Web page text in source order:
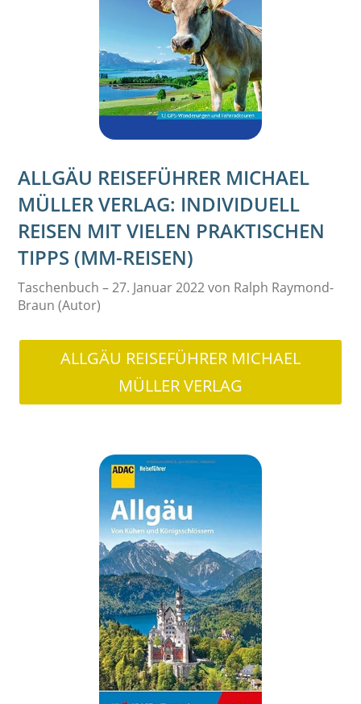
ALLGÄU REISEFÜHRER MICHAEL
MÜLLER VERLAG: INDIVIDUELL
REISEN MIT VIELEN PRAKTISCHEN
TIPPS (MM-REISEN)
Taschenbuch – 27. Januar 2022 von Ralph Raymond-
Braun (Autor)
ALLGÄU REISEFÜHRER MICHAEL
MÜLLER VERLAG